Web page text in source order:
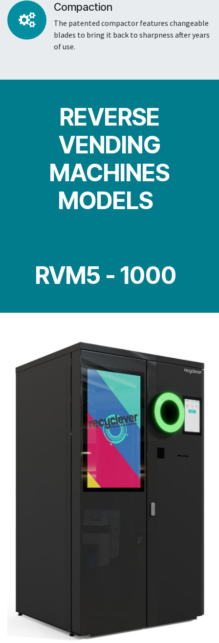
Compaction
The patented compactor features changeable
blades to bring it back to sharpness after years
of use.
REVERSE
VENDING
MACHINES
MODELS
RVM5 - 1000